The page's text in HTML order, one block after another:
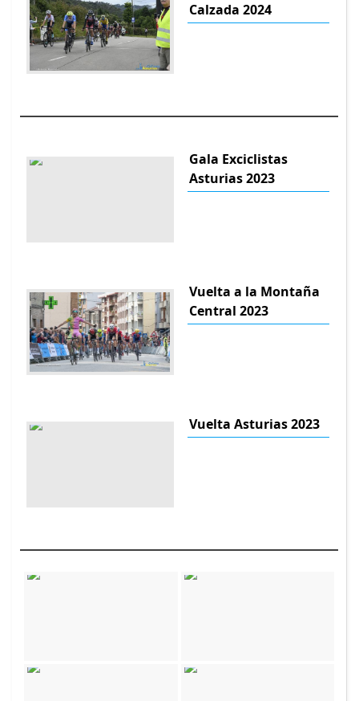
Calzada 2024
Gala Exciclistas
Asturias 2023
Vuelta a la Montaña
Central 2023
Vuelta Asturias 2023